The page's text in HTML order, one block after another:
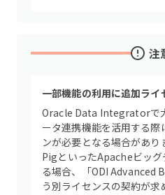
注
一部機能の利用に追加ライ
Oracle Data Integratorで
ータ連携機能を活用する際
ンが必要となる場合があ
PigといったApacheビッ
る場合、「ODI Advanced
う別ライセンスの契約が求